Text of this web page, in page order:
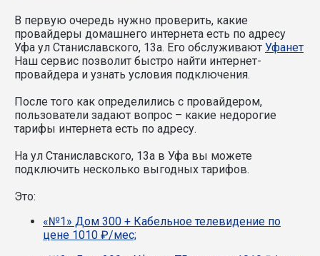
В первую очередь нужно проверить, какие
провайдеры домашнего интернета есть по адресу
Уфа ул Станиславского, 13а. Его обслуживают Уфанет
Наш сервис позволит быстро найти интернет-
провайдера и узнать условия подключения.
После того как определились с провайдером,
пользователи задают вопрос – какие недорогие
тарифы интернета есть по адресу.
На ул Станиславского, 13а в Уфа вы можете
подключить несколько выгодных тарифов.
Это:
«№1» Дом 300 + Кабельное телевидение по
цене 1010 ₽/мес;